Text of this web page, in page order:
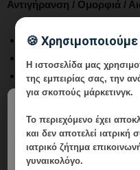
Αντιγήρανση / Ομορφιά /
Αποκατάσταση της
Ανόρθωση (Lifting)
Αντιμετώπιση
Αντιμετώπιση της
Σύσφιξη του
Καταπολέμηση της
Θεραπεία ακμής, ουλών,
🍪
Η ιστοσελίδα μας
της εμπειρίας σας, την
για σκοπούς μάρκετινγκ.
Το περιεχόμενο έχει
και δεν αποτελεί
ιατρικό ζήτημα
γυναικολόγο.